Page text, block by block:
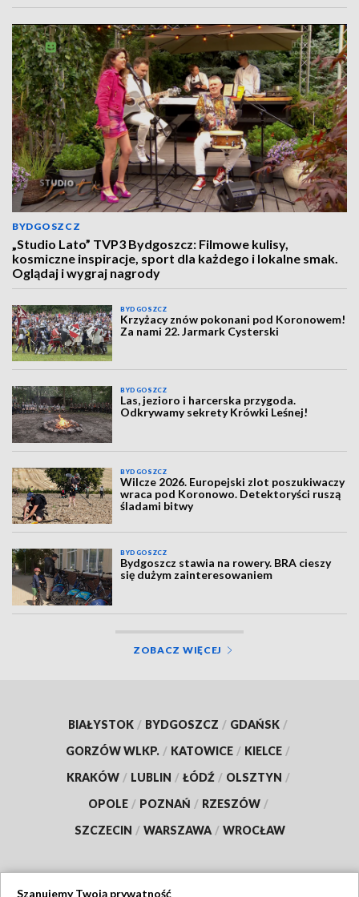
BYDGOSZCZ
„Studio Lato” TVP3 Bydgoszcz: Filmowe kulisy,
kosmiczne inspiracje, sport dla każdego i lokalne smak.
Oglądaj i wygraj nagrody
BYDGOSZCZ
Krzyżacy znów pokonani pod Koronowem!
Za nami 22. Jarmark Cysterski
BYDGOSZCZ
Las, jezioro i harcerska przygoda.
Odkrywamy sekrety Krówki Leśnej!
BYDGOSZCZ
Wilcze 2026. Europejski zlot poszukiwaczy
wraca pod Koronowo. Detektoryści ruszą
śladami bitwy
BYDGOSZCZ
Bydgoszcz stawia na rowery. BRA cieszy
się dużym zainteresowaniem
ZOBACZ WIĘCEJ
BIAŁYSTOK / BYDGOSZCZ / GDAŃSK /
GORZÓW WLKP. / KATOWICE / KIELCE /
KRAKÓW / LUBLIN / ŁÓDŹ / OLSZTYN /
OPOLE / POZNAŃ / RZESZÓW /
SZCZECIN / WARSZAWA / WROCŁAW
Szanujemy Twoją prywatność